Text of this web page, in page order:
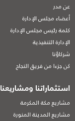
عن مدر
أعضاء مجلس الإدارة
كلمة رئيس مجلس الإدارة
الإدارة التنفيذية
شركاؤنا
كن جزءا من فريق النجاح
استثماراتنا ومشاريعنا
مشاريع مكة المكرمة
مشاريع المدينة المنورة